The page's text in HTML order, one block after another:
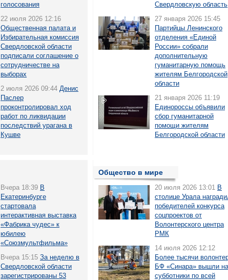
голосования
22 июля 2026 12:16
Общественная палата и
Избирательная комиссия
Свердловской области
подписали соглашение о
сотрудничестве на
выборах
2 июля 2026 09:44 Денис
Паслер
проконтролировал ход
работ по ликвидации
последствий урагана в
Кушве
Свердловскую область
27 января 2026 15:45
Партийцы Ленинского
отделения «Единой
России» собрали
дополнительную
гуманитарную помощь
жителям Белгородской
области
21 января 2026 11:19
Единороссы объявили
сбор гуманитарной
помощи жителям
Белгородской области
Вчера 18:39 В
Екатеринбурге
стартовала
интерактивная выставка
«Фабрика чудес» к
юбилею
«Союзмультфильма»
Вчера 15:15 За неделю в
Свердловской области
зарегистрированы 53
Общество в мире
20 июля 2026 13:01 В
столице Урала
победителей конкурса
соцпроектов от
Волонтерского центра
РМК
14 июля 2026 12:12
Более тысячи
БФ «Синара» вышли на
субботники по всей